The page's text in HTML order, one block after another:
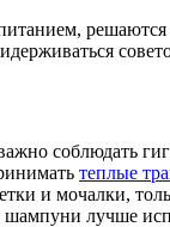
соблюдать
теплые
и мочалки,
лучше